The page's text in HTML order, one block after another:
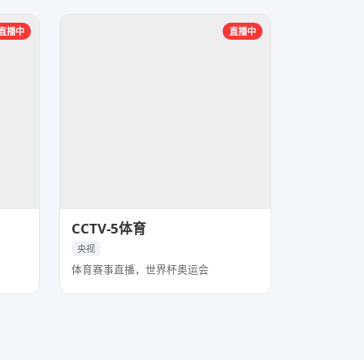
播中 直播中
CCTV-5体育
央视
体育赛事直播，世界杯奥运会